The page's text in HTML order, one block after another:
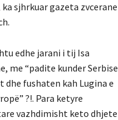
sjhrkuar gazeta zvcerane
edhe jarani i tij Isa
me “padite kunder Serbise
dhe fushaten kah Lugina e
?!. Para ketyre
vazhdimisht keto dhjete